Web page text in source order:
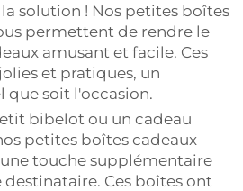
solution ! Nos petites boîtes
permettent de rendre le
amusant et facile. Ces
et pratiques, un
que soit l'occasion.
bibelot ou un cadeau
petites boîtes cadeaux
touche supplémentaire
Ces boîtes ont